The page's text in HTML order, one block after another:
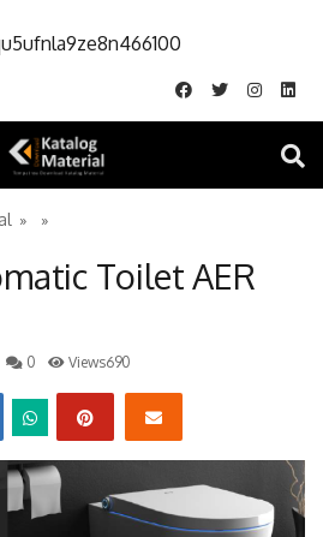
» »
Toilet AER
0 Views690